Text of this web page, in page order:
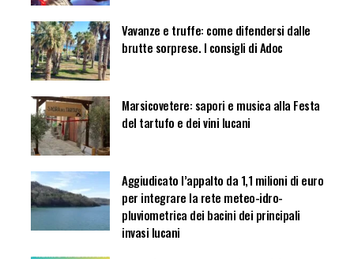
Vavanze e truffe: come difendersi dalle
brutte sorprese. I consigli di Adoc
Marsicovetere: sapori e musica alla Festa
del tartufo e dei vini lucani
Aggiudicato l’appalto da 1,1 milioni di euro
per integrare la rete meteo-idro-
pluviometrica dei bacini dei principali
invasi lucani